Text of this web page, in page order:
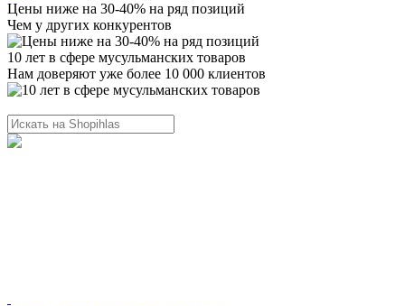
Цены ниже на 30-40% на ряд позиций
Чем у других конкурентов
10 лет в сфере мусульманских товаров
Нам доверяют уже более 10 000 клиентов